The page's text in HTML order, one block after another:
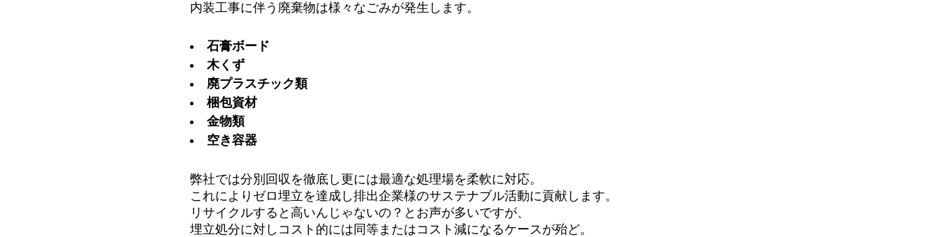
内装工事に伴う廃棄物は様々なごみが発生します。
石膏ボード
木くず
廃プラスチック類
梱包資材
金物類
空き容器
弊社では分別回収を徹底し更には最適な処理場を柔軟に対応。
これによりゼロ埋立を達成し排出企業様のサステナブル活動に貢献します。
リサイクルすると高いんじゃないの？とお声が多いですが、
埋立処分に対しコスト的には同等またはコスト減になるケースが殆ど。